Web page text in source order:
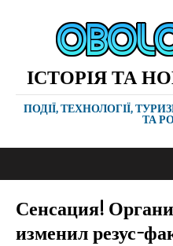
ІСТОРІЯ ТА
ПОДІЇ, ТЕХНОЛОГІЇ,
ТА
Сенсация!
изменил резус-